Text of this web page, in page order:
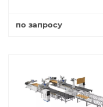
по запросу